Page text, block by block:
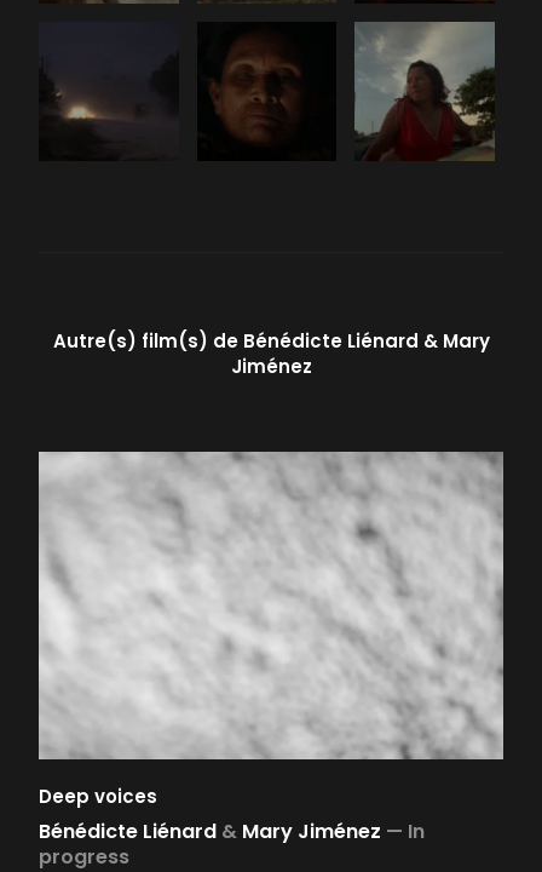
Autre(s) film(s) de Bénédicte Liénard
Mary
Jiménez
Deep voices
Bénédicte Liénard & Mary Jiménez — In
progress